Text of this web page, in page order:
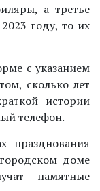
а третье
году, то их
с указанием
сколько лет
истории
телефон.
празднования
доме
памятные